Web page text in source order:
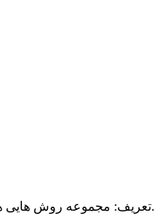
تعریف: مجموعه روش هایی هستند که برای کنترل کیفیت قطعات و ماشین آلات در تمامی مراحل ساخت و تولید حتی تا زمان کار مورد استفاده قرار می گیرند.